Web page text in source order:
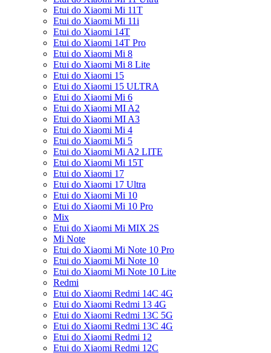
Etui do Xiaomi Mi 11T
Etui do Xiaomi Mi 11i
Etui do Xiaomi 14T
Etui do Xiaomi 14T Pro
Etui do Xiaomi Mi 8
Etui do Xiaomi Mi 8 Lite
Etui do Xiaomi 15
Etui do Xiaomi 15 ULTRA
Etui do Xiaomi Mi 6
Etui do Xiaomi MI A2
Etui do Xiaomi MI A3
Etui do Xiaomi Mi 4
Etui do Xiaomi Mi 5
Etui do Xiaomi Mi A2 LITE
Etui do Xiaomi Mi 15T
Etui do Xiaomi 17
Etui do Xiaomi 17 Ultra
Etui do Xiaomi Mi 10
Etui do Xiaomi Mi 10 Pro
Mix
Etui do Xiaomi Mi MIX 2S
Mi Note
Etui do Xiaomi Mi Note 10 Pro
Etui do Xiaomi Mi Note 10
Etui do Xiaomi Mi Note 10 Lite
Redmi
Etui do Xiaomi Redmi 14C 4G
Etui do Xiaomi Redmi 13 4G
Etui do Xiaomi Redmi 13C 5G
Etui do Xiaomi Redmi 13C 4G
Etui do Xiaomi Redmi 12
Etui do Xiaomi Redmi 12C